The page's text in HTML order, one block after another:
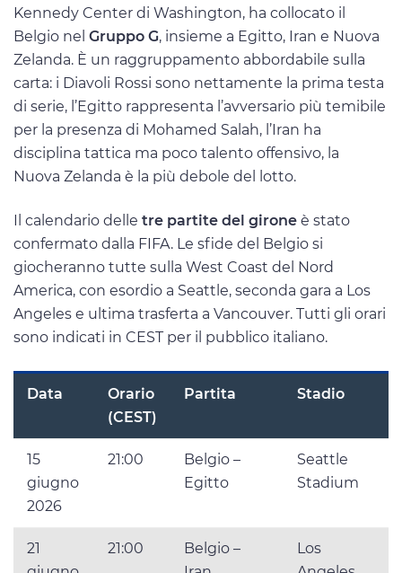
Kennedy Center di Washington, ha collocato il
Belgio nel Gruppo G, insieme a Egitto, Iran e Nuova
Zelanda. È un raggruppamento abbordabile sulla
carta: i Diavoli Rossi sono nettamente la prima testa
di serie, l’Egitto rappresenta l’avversario più temibile
per la presenza di Mohamed Salah, l’Iran ha
disciplina tattica ma poco talento offensivo, la
Nuova Zelanda è la più debole del lotto.
Il calendario delle tre partite del girone è stato
confermato dalla FIFA. Le sfide del Belgio si
giocheranno tutte sulla West Coast del Nord
America, con esordio a Seattle, seconda gara a Los
Angeles e ultima trasferta a Vancouver. Tutti gli orari
sono indicati in CEST per il pubblico italiano.
Data
Orario
(CEST)
Partita Stadio
15
giugno
2026
21:00
Belgio –
Egitto
Seattle
Stadium
21
21:00
Belgio –
Los